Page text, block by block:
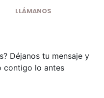
LLÁMANOS
Déjanos tu mensaje y
contigo lo antes